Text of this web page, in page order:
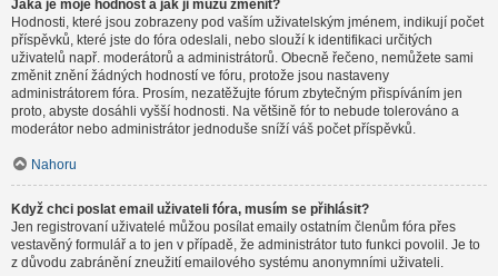
Jaká je moje hodnost a jak ji můžu změnit?
Hodnosti, které jsou zobrazeny pod vaším uživatelským jménem, indikují počet
příspěvků, které jste do fóra odeslali, nebo slouží k identifikaci určitých
uživatelů např. moderátorů a administrátorů. Obecně řečeno, nemůžete sami
změnit znění žádných hodností ve fóru, protože jsou nastaveny
administrátorem fóra. Prosím, nezatěžujte fórum zbytečným přispíváním jen
proto, abyste dosáhli vyšší hodnosti. Na většině fór to nebude tolerováno a
moderátor nebo administrátor jednoduše sníží váš počet příspěvků.
Nahoru
Když chci poslat email uživateli fóra, musím se přihlásit?
Jen registrovaní uživatelé můžou posílat emaily ostatním členům fóra přes
vestavěný formulář a to jen v případě, že administrátor tuto funkci povolil. Je to
z důvodu zabránění zneužití emailového systému anonymními uživateli.